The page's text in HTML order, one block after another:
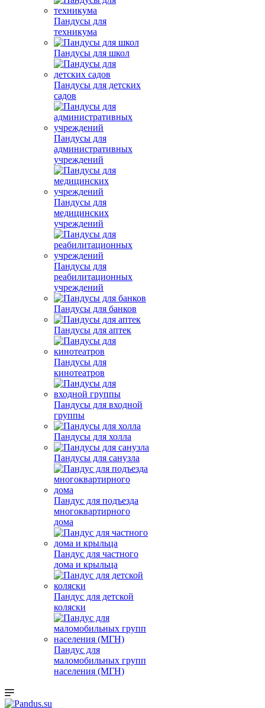
Пандусы для
техникума
Пандусы для школ
Пандусы для детских
садов
Пандусы для
административных
учреждений
Пандусы для
медицинских
учреждений
Пандусы для
реабилитационных
учреждений
Пандусы для банков
Пандусы для аптек
Пандусы для
кинотеатров
Пандусы для входной
группы
Пандусы для холла
Пандусы для санузла
Пандус для подъезда
многоквартирного
дома
Пандус для частного
дома и крыльца
Пандус для детской
коляски
Пандус для
маломобильных групп
населения (МГН)